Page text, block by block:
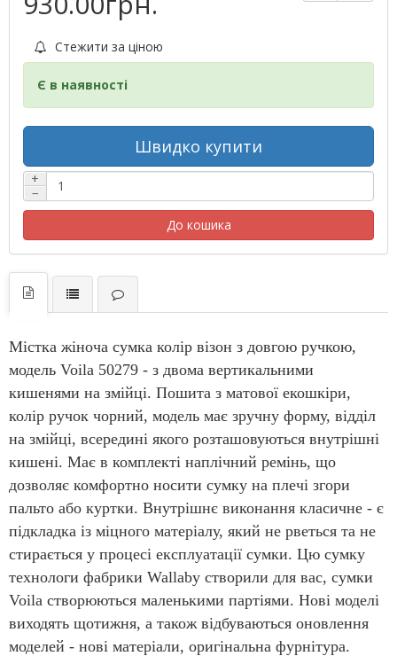
Стежити за ціною
Є в наявності
Швидко купити
+
−
До кошика
Містка жіноча сумка колір візон з довгою ручкою,
модель Voila 50279 - з двома вертикальними
кишенями на змійці. Пошита з матової екошкіри,
колір ручок чорний, модель має зручну форму, відділ
на змійці, всередині якого розташовуються внутрішні
кишені. Має в комплекті наплічний ремінь, що
дозволяє комфортно носити сумку на плечі згори
пальто або куртки. Внутрішнє виконання класичне - є
підкладка із міцного матеріалу, який не рветься та не
стирається у процесі експлуатації сумки. Цю сумку
технологи фабрики Wallaby створили для вас, сумки
Voila створюються маленькими партіями. Нові моделі
виходять щотижня, а також відбуваються оновлення
моделей - нові матеріали, оригінальна фурнітура.